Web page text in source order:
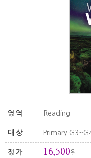
영역 Reading
대상 Primary
정가 16,500원